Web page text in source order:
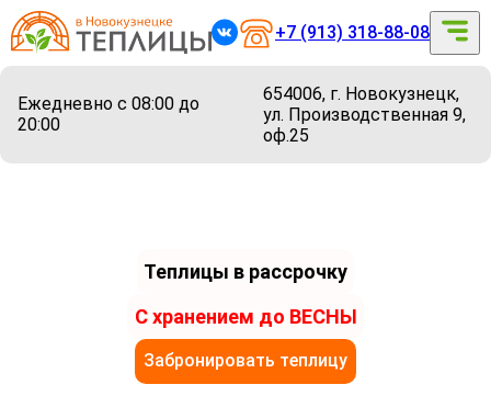
+7 (913) 318-88-08
Ежедневно с 08:00 до
20:00
654006, г. Новокузнецк,
ул. Производственная 9,
оф.25
Теплицы в рассрочку
С хранением до ВЕСНЫ
Забронировать теплицу